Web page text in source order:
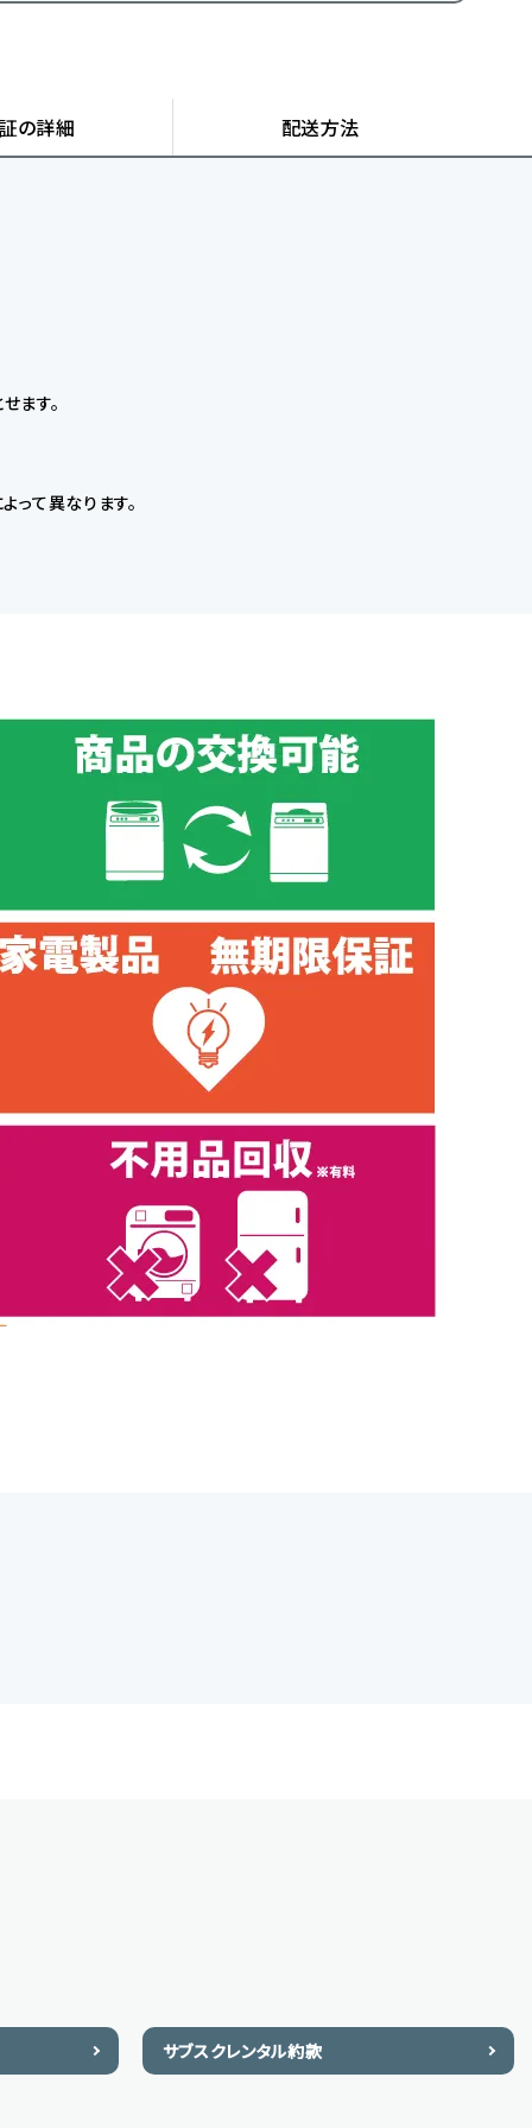
の詳細 配送方法
ます。
って異なります。
サブスクレンタル約款